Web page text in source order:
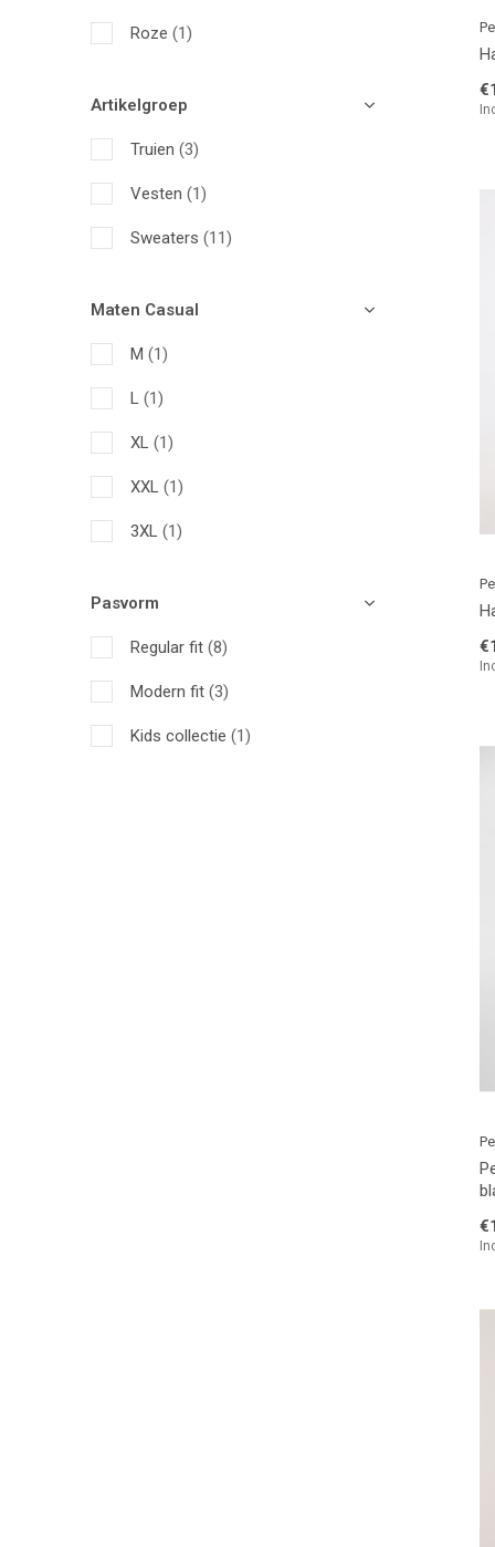
Roze (1)
Artikelgroep
Truien (3)
Vesten (1)
Sweaters (11)
Maten Casual
M (1)
L (1)
XL (1)
XXL (1)
3XL (1)
Pasvorm
Regular fit (8)
Modern fit (3)
Kids collectie (1)